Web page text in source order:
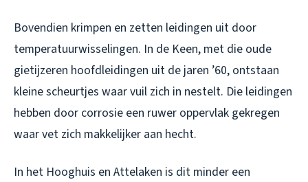
Bovendien krimpen en zetten leidingen uit door
temperatuurwisselingen. In de Keen, met die oude
gietijzeren hoofdleidingen uit de jaren ’60, ontstaan
kleine scheurtjes waar vuil zich in nestelt. Die leidingen
hebben door corrosie een ruwer oppervlak gekregen
waar vet zich makkelijker aan hecht.
In het Hooghuis en Attelaken is dit minder een